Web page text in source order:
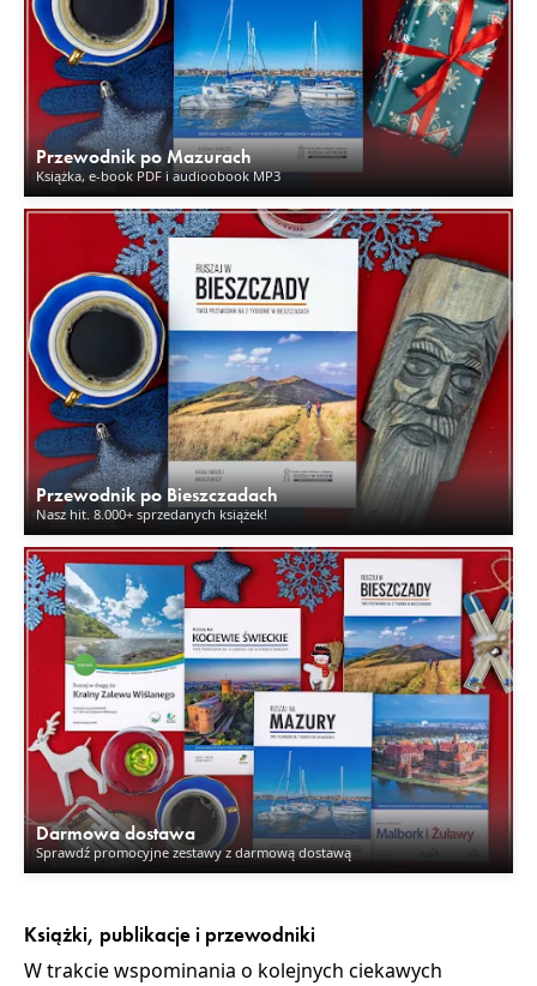
Przewodnik po Mazurach
Książka, e-book PDF i audioobook MP3
Przewodnik po Bieszczadach
Nasz hit. 8.000+ sprzedanych książek!
Darmowa dostawa
Sprawdź promocyjne zestawy z darmową dostawą
Książki, publikacje i przewodniki
W trakcie wspominania o kolejnych ciekawych